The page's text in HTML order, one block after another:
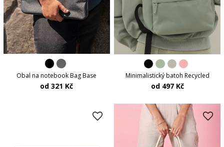
Obal na notebook Bag Base
od 321 Kč
Minimalistický batoh Recycled
od 497 Kč